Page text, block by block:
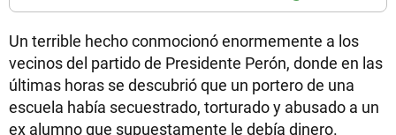
Un terrible hecho conmocionó enormemente a los
vecinos del partido de Presidente Perón, donde en las
últimas horas se descubrió que un portero de una
escuela había secuestrado, torturado y abusado a un
ex alumno que supuestamente le debía dinero.